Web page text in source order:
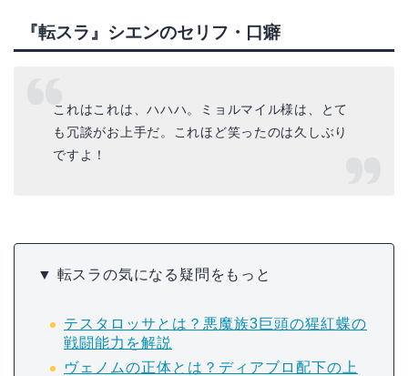
『転スラ』シエンのセリフ・口癖
これはこれは、ハハハ。ミョルマイル様は、とて
も冗談がお上手だ。これほど笑ったのは久しぶり
ですよ！
▼ 転スラの気になる疑問をもっと
テスタロッサとは？悪魔族3巨頭の猩紅蝶の
戦闘能力を解説
ヴェノムの正体とは？ディアブロ配下の上